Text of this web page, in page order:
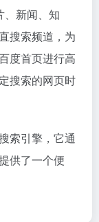
、新闻、知
搜索频道，为
度首页进行高
搜索的网页时
索引擎，它通
供了一个便